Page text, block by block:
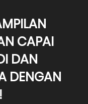
CAPAI
DAN
DENGAN